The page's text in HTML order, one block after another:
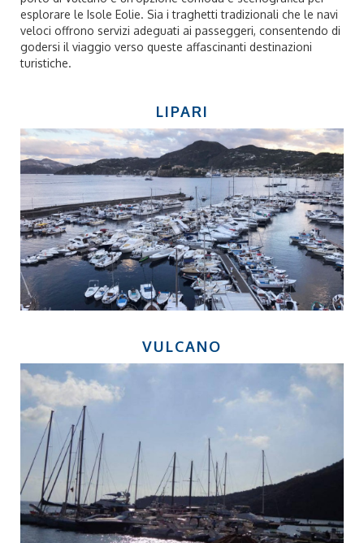
esplorare le Isole Eolie. Sia i traghetti tradizionali che le navi
veloci offrono servizi adeguati ai passeggeri, consentendo di
godersi il viaggio verso queste affascinanti destinazioni
turistiche.
LIPARI
VULCANO